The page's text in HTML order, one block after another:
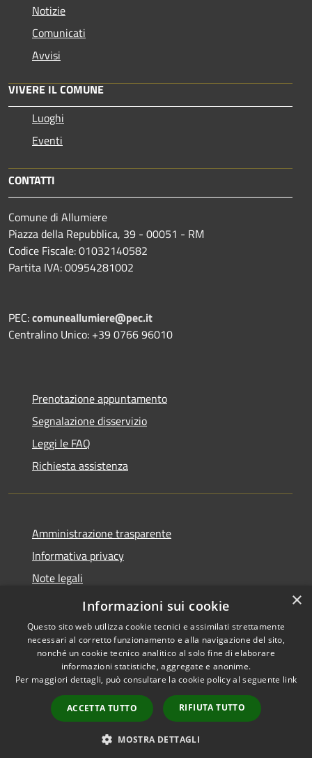
Notizie
Comunicati
Avvisi
VIVERE IL COMUNE
Luoghi
Eventi
CONTATTI
Comune di Allumiere
Piazza della Repubblica, 39 - 00051 - RM
Codice Fiscale: 01032140582
Partita IVA: 00954281002
PEC:comuneallumiere@pec.it
Centralino Unico: +39 0766 96010
Prenotazione appuntamento
Segnalazione disservizio
Leggi le FAQ
Richiesta assistenza
Amministrazione trasparente
Informativa privacy
Note legali
Dichiarazione di accessibilità
Accessibilità
Copyright © 2026 • Comune di
Allumiere • Powered by
Municipium•
Accesso
redazione
×
Informazioni sui cookie
Questo sito web utilizza cookie tecnici e assimilati strettamente
necessari al corretto funzionamento e alla navigazione del sito,
nonché un cookie tecnico analitico al solo fine di elaborare
informazioni statistiche, aggregate e anonime.
Per maggiori dettagli, può consultare la cookie policy al seguente link
ACCETTA TUTTO RIFIUTA TUTTO
MOSTRA DETTAGLI